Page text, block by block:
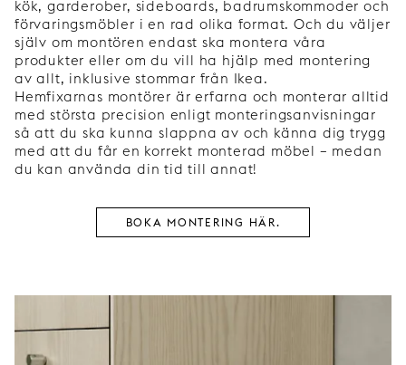
kök, garderober, sideboards, badrumskommoder och
förvaringsmöbler i en rad olika format. Och du väljer
själv om montören endast ska montera våra
produkter eller om du vill ha hjälp med montering
av allt, inklusive stommar från Ikea.
Hemfixarnas montörer är erfarna och monterar alltid
med största precision enligt monteringsanvisningar
så att du ska kunna slappna av och känna dig trygg
med att du får en korrekt monterad möbel – medan
du kan använda din tid till annat!
BOKA MONTERING HÄR.